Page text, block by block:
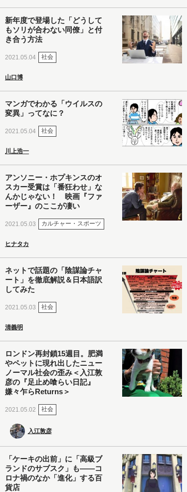
新年度で登場した「どうして
もソリが合わない同僚」と付
き合う方法
2021.05.04 社会
山口博
マンガでわかる「ウイルスの
変異」ってなに？
2021.05.04 社会
川上浩一
アンソニー・ホプキンスのオ
スカー受賞は「番狂わせ」な
んかじゃない！ 映画『ファ
ーザー』のここが凄い
2021.05.03 カルチャー・スポーツ
ヒナタカ
ネットで話題の「陰謀論チャ
ート」を徹底解説＆日本語訳
してみた
2021.05.03 社会
清義明
ロンドン再封鎖15週目。肥満
やペットに現れ出したニュー
ノーマル社会の歪み＜入江敦
彦の『足止め喰らい日記』
嫌々乍らReturns＞
2021.05.02 社会
入江敦彦
「ケーキの出前」に「高級ブ
ランドのサブスク」も――コ
ロナ禍のなか「進化」する百
貨店